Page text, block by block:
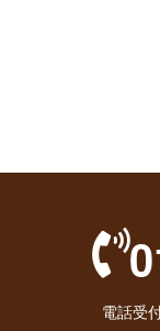
電話受